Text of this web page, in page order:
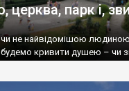
церква, парк і,
не найвідомішою
будемо кривити душею – чи